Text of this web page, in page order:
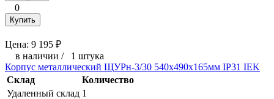
0
Купить
Цена: 9 195 ₽
в наличии / 1 штука
Корпус металлический ЩУРн-3/30 540х490х165мм IP31 IEK
Склад
Количество
Удаленный склад 1